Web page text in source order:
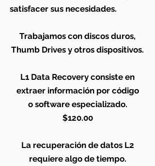
satisfacer sus necesidades.
Trabajamos con discos duros,
Thumb Drives y otros dispositivos.
L1 Data Recovery consiste en
extraer información por código
o software especializado.
$120.00
La recuperación de datos L2
requiere algo de tiempo.